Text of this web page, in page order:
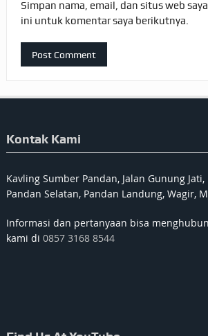
Simpan nama, email, dan situs web
ini untuk komentar saya berikutnya.
Kontak Kami
Kavling Sumber Pandan, Jalan Gunung Jati,
Pandan Selatan, Pandan Landung, Wagir,
Informasi dan pertanyaan bisa
kami di 0857 3168 8544